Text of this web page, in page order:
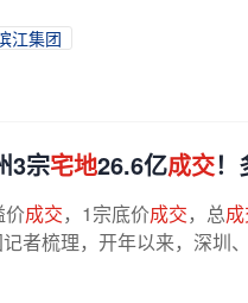
江集团
3宗宅地26.6亿成交！
价成交，1宗底价成交，总
者梳理，开年以来，深圳